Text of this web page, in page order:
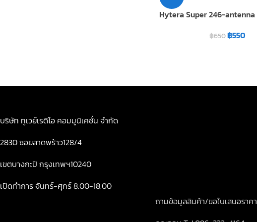
Hytera Super 246-antenna
฿650฿550
บริษัท ทูเวย์เรดิโอ คอมมูนิเคชั่น จำกัด
2830 ซอยลาดพร้าว128/4
เขตบางกะปิ กรุงเทพฯ10240
เปิดทำการ จันทร์-ศุกร์ 8.00-18.00
ถามข้อมูลสินค้า/ขอใบเสนอราคา